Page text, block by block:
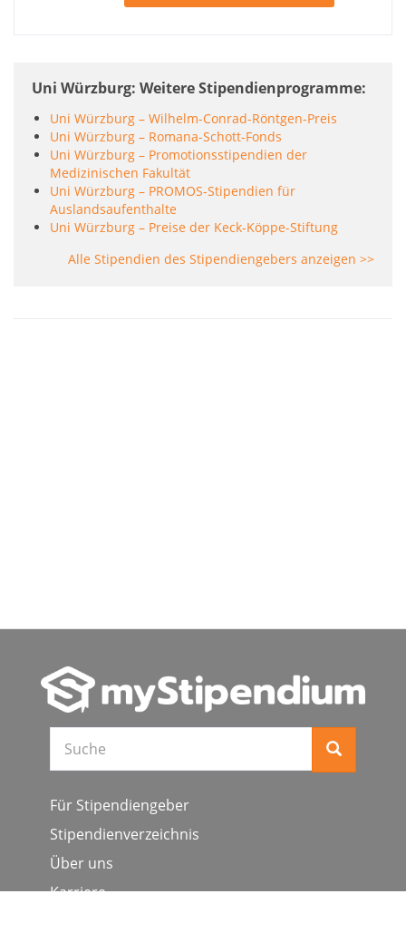
Uni Würzburg: Weitere Stipendienprogramme
Uni Würzburg – Wilhelm-Conrad-Röntgen-Preis
Uni Würzburg – Romana-Schott-Fonds
Uni Würzburg – Promotionsstipendien der
Medizinischen Fakultät
Uni Würzburg – PROMOS-Stipendien für
Auslandsaufenthalte
Uni Würzburg – Preise der Keck-Köppe-Stiftung
Alle Stipendien des Stipendiengebers anzeigen >>
Suche
Für Stipendiengeber
Stipendienverzeichnis
Über uns
Karriere